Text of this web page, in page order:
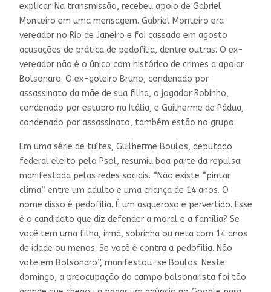
explicar. Na transmissão, recebeu apoio de Gabriel
Monteiro em uma mensagem. Gabriel Monteiro era
vereador no Rio de Janeiro e foi cassado em agosto
acusações de prática de pedofilia, dentre outras. O ex-
vereador não é o único com histórico de crimes a apoiar
Bolsonaro. O ex-goleiro Bruno, condenado por
assassinato da mãe de sua filha, o jogador Robinho,
condenado por estupro na Itália, e Guilherme de Pádua,
condenado por assassinato, também estão no grupo.
Em uma série de tuítes, Guilherme Boulos, deputado
federal eleito pelo Psol, resumiu boa parte da repulsa
manifestada pelas redes sociais. “Não existe “pintar
clima” entre um adulto e uma criança de 14 anos. O
nome disso é pedofilia. É um asqueroso e pervertido. Esse
é o candidato que diz defender a moral e a família? Se
você tem uma filha, irmã, sobrinha ou neta com 14 anos
de idade ou menos. Se você é contra a pedofilia. Não
vote em Bolsonaro”, manifestou-se Boulos. Neste
domingo, a preocupação do campo bolsonarista foi tão